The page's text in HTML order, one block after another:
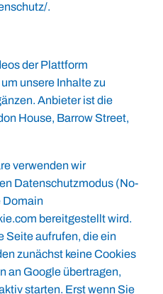
.
der Plattform
unsere Inhalte zu
Anbieter ist die
House, Barrow Street,
verwenden wir
Datenschutzmodus (No-
Domain
bereitgestellt wird.
Seite aufrufen, die ein
zunächst keine Cookies
an Google übertragen,
starten. Erst wenn Sie